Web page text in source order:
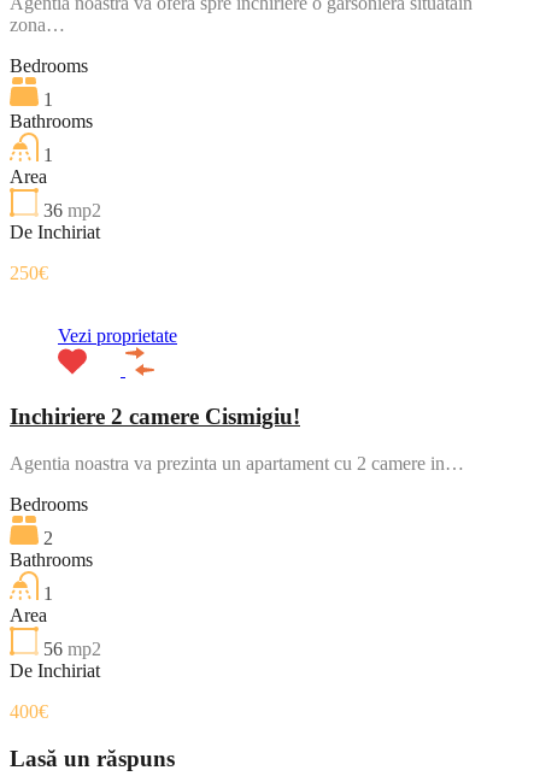
zona…
Bedrooms
1
Bathrooms
1
Area
36 mp2
De Inchiriat
250€
Vezi proprietate
Inchiriere 2 camere Cismigiu!
Agentia noastra va prezinta un apartament cu 2 camere in…
Bedrooms
2
Bathrooms
1
Area
56 mp2
De Inchiriat
400€
Lasă un răspuns